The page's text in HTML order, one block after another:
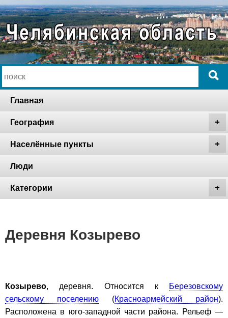
Главная
География
Населённые пункты
Люди
Категории
Деревня Козырево
Козырево, деревня. Относится к
Березовскому
сельскому поселению (Красноармейский район).
Расположена в юго-западной части района. Рельеф —